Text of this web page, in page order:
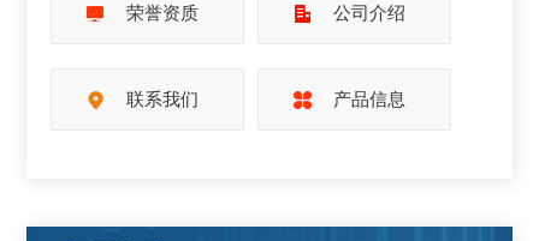
荣誉资质 公司介绍
联系我们 产品信息